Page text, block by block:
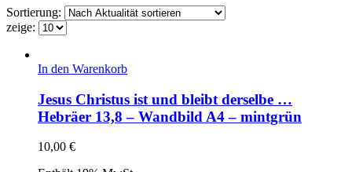
Sortierung:
zeige:
In den Warenkorb
Jesus Christus ist und bleibt derselbe …
Hebräer 13,8 – Wandbild A4 – mintgrün
10,00 €